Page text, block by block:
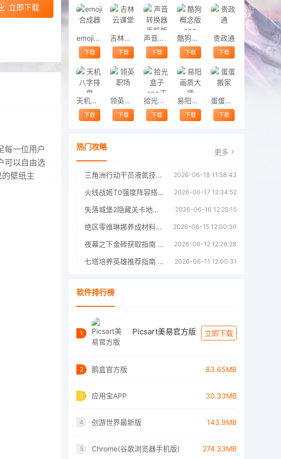
立即下载
每一位用户
可以自由选
壁纸主
emoji合成器
下载
吉林云课堂
下载
声音转换器手机版
下载
酷狗概念版app
下载
贵政通
下载
天机八字排盘
下载
领英职场
下载
拾光盒子app正版
下载
易阳画质大师
下载
蛋蛋搬家
下载
热门攻略 更多
三角洲行动干员液氮技能效果详解 三角洲行动干员液氮技能介绍 2026-06-18 11:58:43
火线战姬T0强度阵容搭配推荐 火线战姬T0强度阵容哪个好 2026-06-17 12:34:52
失落城堡2隐藏关卡地图解锁指南 2026-06-16 12:25:15
绝区零维琳娜养成材料汇总指南 2026-06-15 12:00:30
夜幕之下金砖获取指南 夜幕之下金砖获取方法 2026-06-12 12:26:28
七塔培养英雄推荐指南 七塔培养哪个英雄好 2026-06-11 12:00:31
软件排行榜
1 Picsart美易官方版 立即下载
2 鹅盒官方版 83.65MB
3 应用宝APP 30.33MB
4 创游世界最新版 143.9MB
5 Chrome(谷歌浏览器手机版) 274.33MB